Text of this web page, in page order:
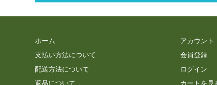
ホーム
支払い方法について
配送方法について
返品について
アカウント
会員登録
ログイン
カートを見